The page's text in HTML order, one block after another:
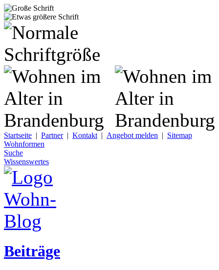
Startseite | Partner| Kontakt | Angebot melden | Sitemap
Wohnformen
Suche
Wissenswertes
Beiträge